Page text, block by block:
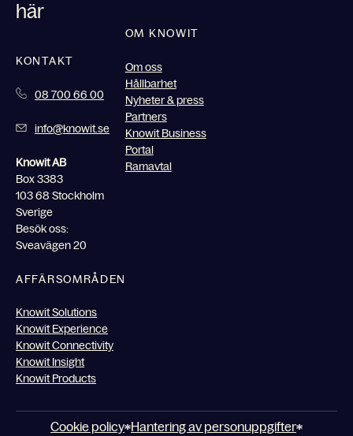
här
KONTAKT
08 700 66 00
info@knowit.se
Knowit AB
Box 3383
103 68 Stockholm
Sverige
Besök oss:
Sveavägen 20
OM KNOWIT
Om oss
Hållbarhet
Nyheter & press
Partners
Knowit Business
Portal
Ramavtal
AFFÄRSOMRÅDEN
Knowit Solutions
Knowit Experience
Knowit Connectivity
Knowit Insight
Knowit Products
Cookie policy Hantering av personuppgifter